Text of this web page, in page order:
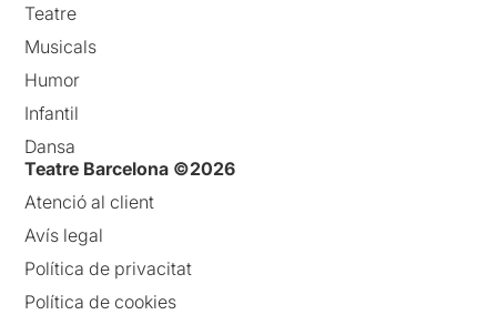
Teatre
Musicals
Humor
Infantil
Dansa
Teatre Barcelona ©2026
Atenció al client
Avís legal
Política de privacitat
Política de cookies